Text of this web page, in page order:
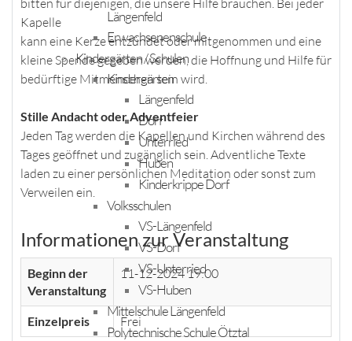
Längenfeld
Erwachsenenschule
Kindergärten / Schulen
Kindergärten
Längenfeld
Dorf
Unterried
Huben
Kinderkrippe Dorf
Volksschulen
VS-Längenfeld
VS-Dorf
VS-Unterried
VS-Huben
Mittelschule Längenfeld
Polytechnische Schule Ötztal
bitten für diejenigen, die unsere Hilfe brauchen. Bei jeder
Kapelle
kann eine Kerze entzündet oder mitgenommen und eine
kleine Spende gegeben werden, die Hoffnung und Hilfe für
bedürftige Mitmenschen sein wird.
Stille Andacht oder Adventfeier
Jeden Tag werden die Kapellen und Kirchen während des
Tages geöffnet und zugänglich sein. Adventliche Texte
laden zu einer persönlichen Meditation oder sonst zum
Verweilen ein.
Informationen zur Veranstaltung
Beginn der
Veranstaltung
11-12-2024 19:00
Einzelpreis Frei